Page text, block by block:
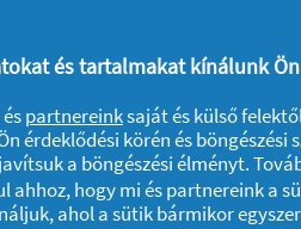
és tartalmakat kínálunk
partnereinksaját és külső
érdeklődési körén és
a böngészési élményt.
ahhoz, hogy mi és partnereink a
ahol a sütik bármikor